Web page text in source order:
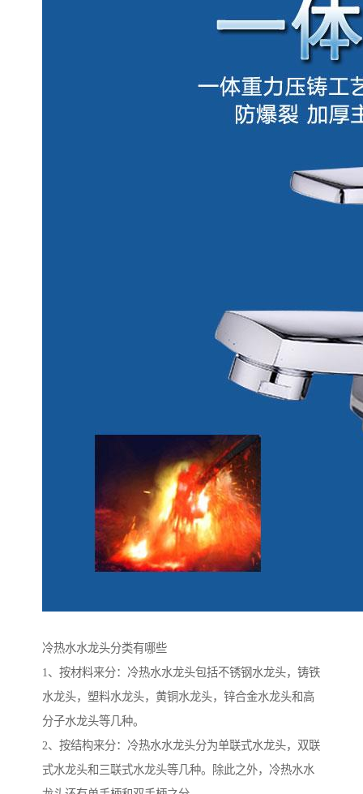
冷热水水龙头分类有哪些
1、按材料来分：冷热水水龙头包括不锈钢水龙头，铸铁
水龙头，塑料水龙头，黄铜水龙头，锌合金水龙头和高
分子水龙头等几种。
2、按结构来分：冷热水水龙头分为单联式水龙头，双联
式水龙头和三联式水龙头等几种。除此之外，冷热水水